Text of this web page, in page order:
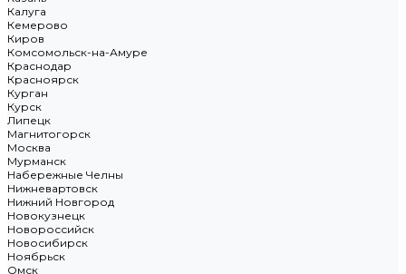
Калуга
Кемерово
Киров
Комсомольск-на-Амуре
Краснодар
Красноярск
Курган
Курск
Липецк
Магнитогорск
Москва
Мурманск
Набережные Челны
Нижневартовск
Нижний Новгород
Новокузнецк
Новороссийск
Новосибирск
Ноябрьск
Омск